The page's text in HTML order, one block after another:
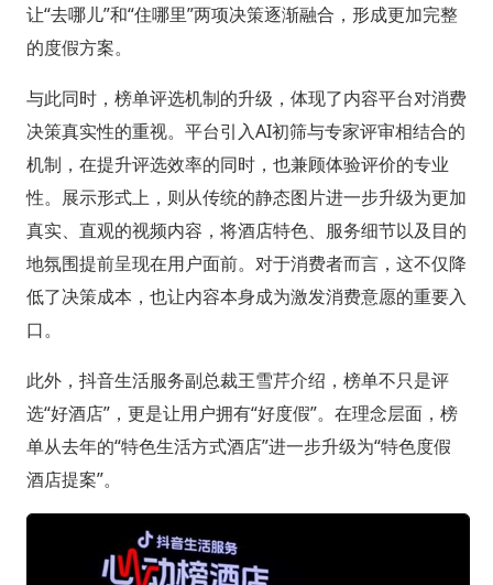
让“去哪儿”和“住哪里”两项决策逐渐融合，形成更加完整
的度假方案。
与此同时，榜单评选机制的升级，体现了内容平台对消费
决策真实性的重视。平台引入AI初筛与专家评审相结合的
机制，在提升评选效率的同时，也兼顾体验评价的专业
性。展示形式上，则从传统的静态图片进一步升级为更加
真实、直观的视频内容，将酒店特色、服务细节以及目的
地氛围提前呈现在用户面前。对于消费者而言，这不仅降
低了决策成本，也让内容本身成为激发消费意愿的重要入
口。
此外，抖音生活服务副总裁王雪芹介绍，榜单不只是评
选“好酒店”，更是让用户拥有“好度假”。在理念层面，榜
单从去年的“特色生活方式酒店”进一步升级为“特色度假
酒店提案”。